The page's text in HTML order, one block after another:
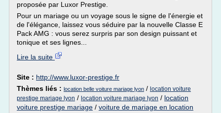
proposée par Luxor Prestige.
Pour un mariage ou un voyage sous le signe de l'énergie et
de l'élégance, laissez vous séduire par la nouvelle Classe E
Pack AMG : vous serez surpris par son design puissant et
tonique et ses lignes...
Lire la suite
Site : http://www.luxor-prestige.fr
Thèmes liés : location belle voiture mariage lyon / location voiture
prestige mariage lyon / location voiture mariage lyon / location
voiture prestige mariage / voiture de mariage en location